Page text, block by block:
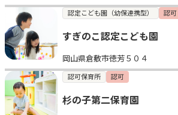
認定こども園（幼保連携型） 認可
すぎのこ認定こども園
岡山県倉敷市徳芳５０４
認可保育所 認可
杉の子第二保育園